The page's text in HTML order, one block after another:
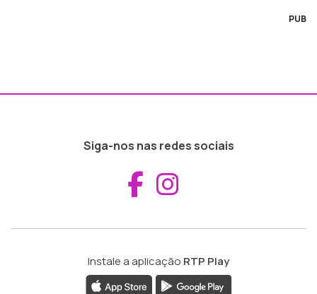
PUB
Siga-nos nas redes sociais
Aceder ao
Instale a aplicação RTP Play